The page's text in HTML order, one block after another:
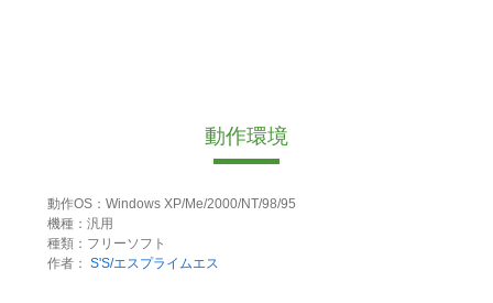
動作環境
動作OS：Windows XP/Me/2000/NT/98/95
機種：汎用
種類：フリーソフト
作者： S'S/エスプライムエス